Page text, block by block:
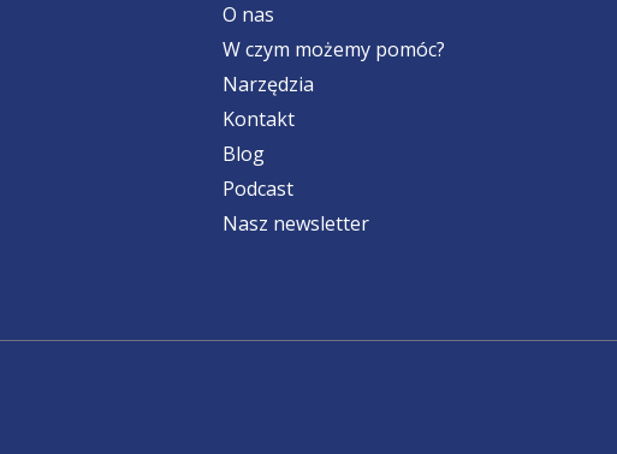
O nas
W czym możemy pomóc?
Narzędzia
Kontakt
Blog
Podcast
Nasz newsletter